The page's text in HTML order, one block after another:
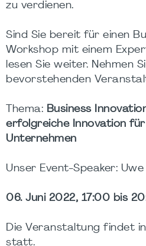
zu verdienen.
Sind Sie bereit für einen
Workshop mit einem
lesen Sie weiter. Nehmen
bevorstehenden
Thema: Business
erfolgreiche Innovation für
Unternehmen
Unser Event-Speaker:
06. Juni 2022, 17:00 bis
Die Veranstaltung findet
statt.